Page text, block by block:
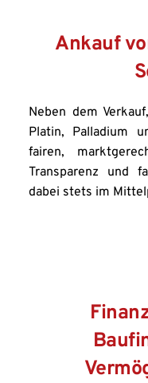
Ankauf
Neben dem
Platin, Palladium
fairen,
Transparenz und
dabei stets im